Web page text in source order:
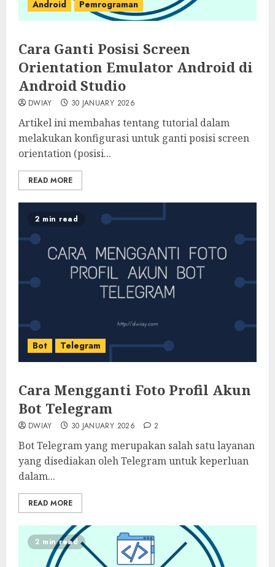
Android Pemrograman
Cara Ganti Posisi Screen
Orientation Emulator Android di
Android Studio
DWIAY 30 JANUARY 2026
Artikel ini membahas tentang tutorial dalam
melakukan konfigurasi untuk ganti posisi screen
orientation (posisi...
READ MORE
2 min read
Bot Telegram
Cara Mengganti Foto Profil Akun
Bot Telegram
DWIAY 30 JANUARY 2026 2
Bot Telegram yang merupakan salah satu layanan
yang disediakan oleh Telegram untuk keperluan
dalam...
READ MORE
2 min read